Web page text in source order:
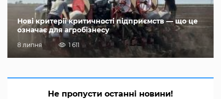
Нові критерії критичності підприємств — що це
означає для агробізнесу
8 липня 1 611
Не пропусти останні новини!